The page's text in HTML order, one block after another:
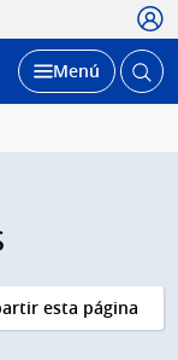
Desplegar
Menú Abrir
esta página